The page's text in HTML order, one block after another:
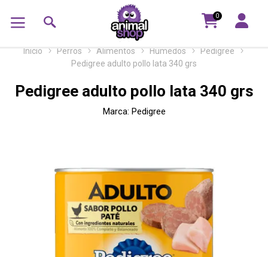
0
Inicio Perros Alimentos Húmedos
Pedigree
Pedigree adulto pollo lata 340 grs
Pedigree adulto pollo lata 340 grs
Marca: Pedigree